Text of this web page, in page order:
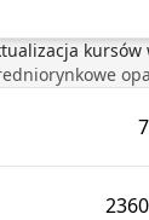
kursów